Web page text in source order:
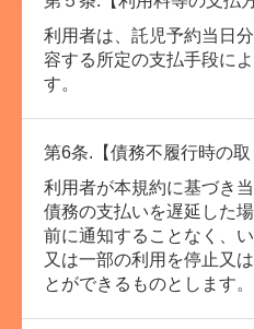
利用者は、託児予約当日
容する所定の支払手段に
す。
第6条.【債務不履行時の取
利用者が本規約に基づき
債務の支払いを遅延した
前に通知することなく、
又は一部の利用を停止又
とができるものとします。